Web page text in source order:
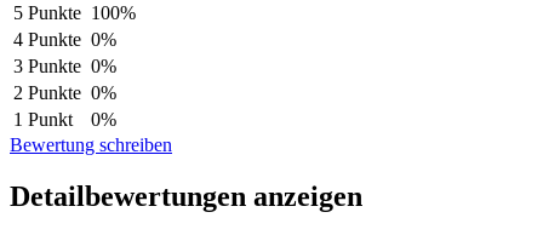
5 Punkte 100%
4 Punkte 0%
3 Punkte 0%
2 Punkte 0%
1 Punkt
0%
Bewertung schreiben
Detailbewertungen anzeigen